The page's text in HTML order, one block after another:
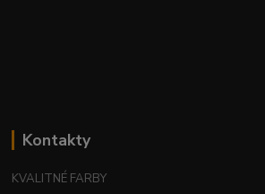
Kontakty
KVALITNÉ FARBY